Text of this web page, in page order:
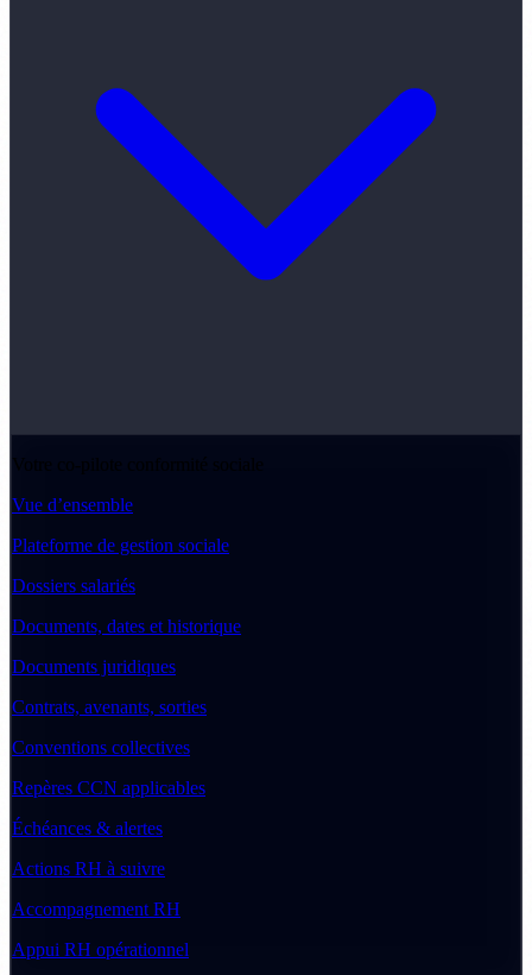
Votre co-pilote conformité sociale
Vue d’ensemble
Plateforme de gestion sociale
Dossiers salariés
Documents, dates et historique
Documents juridiques
Contrats, avenants, sorties
Conventions collectives
Repères CCN applicables
Échéances & alertes
Actions RH à suivre
Accompagnement RH
Appui RH opérationnel